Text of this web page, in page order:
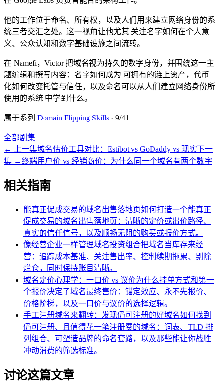
他的工作位于命名、所有权，以及人们用来建立网络身份的系
统三者交汇之处。这一视角让他尤其 关注名字如何在个人意
义、公众认知和数字基础设施之间流转。
在 Namefi，Victor 把域名视为持久的数字身份，并围绕这一主
题编辑和撰写内容：名字如何成为 可拥有的链上资产，代币
化如何改变托管与信任，以及命名可以从人们建立网络身份所
使用的系统 中学到什么。
属于系列 Domain Flipping Skills · 9/41
全部剧集
←
上一集域名估价工具对比：Estibot vs GoDaddy vs 现实下一
集 →终端用户价 vs 经销商价：为什么同一个域名有两个数字
相关指南
能真正促成交易的域名出售落地页如何打造一个能真正
促成交易的域名出售落地页：清晰的定价或出价路径、
真实的信任信号，以及顺畅无阻的购买或报价方式。
像经营企业一样管理域名投资组合把域名当库存来经
营：追踪成本基准、关注售出率、控制续期拖累、剔除
烂仓，同时保持账目清晰。
域名定价心理学：一口价 vs 议价为什么挂单方式和第一
个报价决定了域名最终售价：锚定效应、永不先报价、
价格阶梯，以及一口价与议价的选择逻辑。
手工注册域名来翻转：发现仍可注册的好域名如何找到
仍可注册、且值得花一笔注册费的域名：词表、TLD 排
列组合、可塑造品牌的命名套路，以及那些能让你战胜
冲动消费的筛选标准。
讨论这篇文章